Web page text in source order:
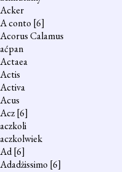
Acker
A conto [6]
Acorus Calamus
aćpan
Actaea
Actis
Activa
Acus
Acz[6]
aczkoli
aczkolwiek
Ad[6]
Adadżissimo [6]